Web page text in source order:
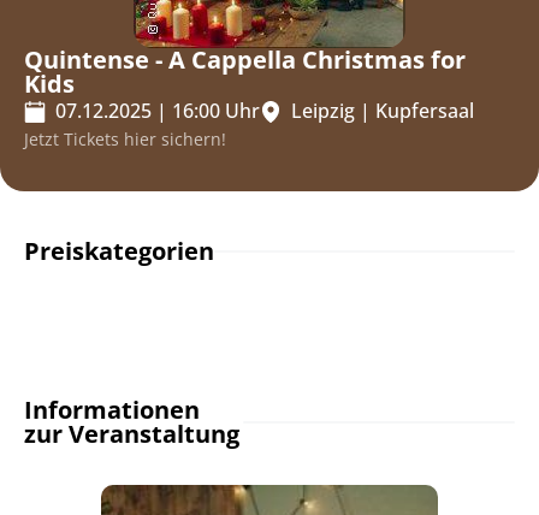
Quintense - A Cappella Christmas for
Kids
07.12.2025 | 16:00 Uhr Leipzig | Kupfersaal
Jetzt Tickets hier sichern!
Preiskategorien
Informationen
zur Veranstaltung